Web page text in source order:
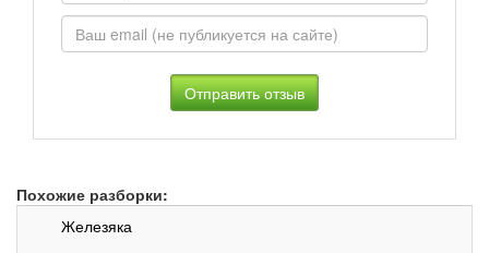
Похожие разборки:
Железяка